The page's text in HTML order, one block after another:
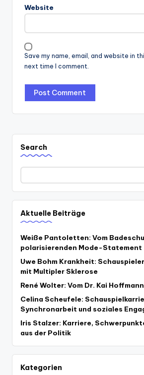
Website
Save my name, email, and website in
next time I comment.
Search
Aktuelle Beiträge
Weiße Pantoletten: Vom
polarisierenden Mode-Statement
Uwe Bohm Krankheit:
mit Multipler Sklerose
René Wolter: Vom Dr. Kai
Celina Scheufele:
Synchronarbeit und soziales
Iris Stalzer: Karriere,
aus der Politik
Kategorien